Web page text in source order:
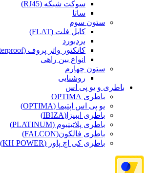
سوکت شبکه (RJ45)
ساتا
ستون سوم
کابل فلت (FLAT)
بردبورد
کانکتور واتر پروف (Waterproof)
انواع بین راهی
ستون چهارم
روشنایی
باطری و یو پی اس
باطری OPTIMA
یو پی اس اپتیما (OPTIMA)
باطری ایبیزا(IBIZA)
باطری پلاتینیوم (PLATINUM)
باطری فالکون(FALCON)
باطری کی اچ پاور (KH POWER)